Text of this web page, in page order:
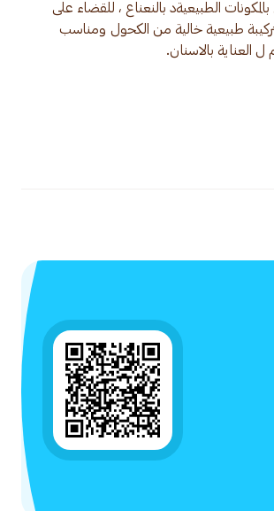
الطبيعيةد بالنعناع ، للقضاء على
بتركيبة طبيعية خالية من الكحول ومناسب